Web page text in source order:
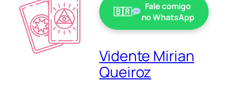
Fale comigo
no WhatsApp
Vidente Mirian
Queiroz